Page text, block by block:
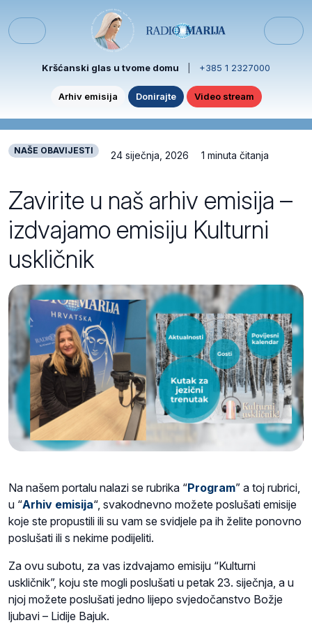
Menu
Kršćanski glas u tvome domu +385 1 2327000
Arhiv emisija Donirajte Video stream
NAŠE OBAVIJESTI 24 siječnja, 2026 1 minuta čitanja
Zavirite u naš arhiv emisija –
izdvajamo emisiju Kulturni
uskličnik
Na našem portalu nalazi se rubrika “Program” a toj rubrici,
u “Arhiv emisija“, svakodnevno možete poslušati emisije
koje ste propustili ili su vam se svidjele pa ih želite ponovno
poslušati ili s nekime podijeliti.
Za ovu subotu, za vas izdvajamo emisiju “Kulturni
uskličnik”, koju ste mogli poslušati u petak 23. siječnja, a u
njoj možete poslušati jedno lijepo svjedočanstvo Božje
ljubavi – Lidije Bajuk.